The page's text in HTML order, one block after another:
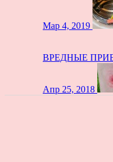
Мар 4, 2019
ВРЕДНЫЕ
Апр 25, 2018